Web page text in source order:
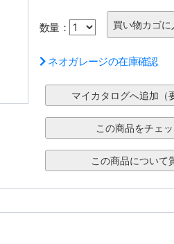
数量：
ネオガレージの在庫確認